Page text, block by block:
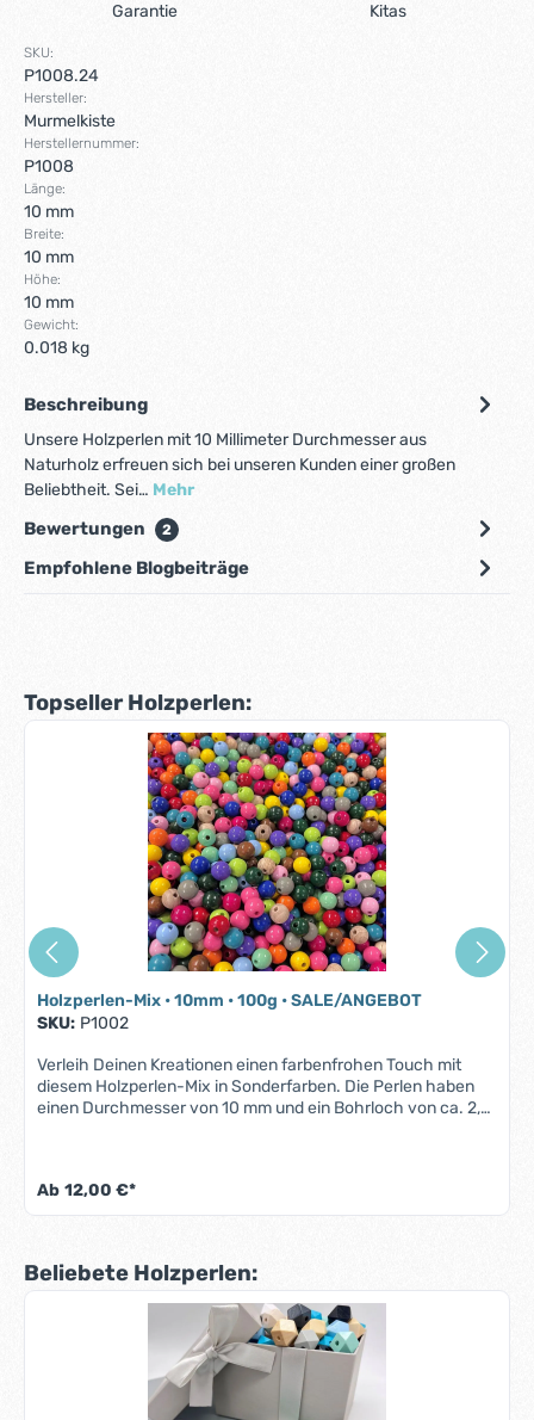
Garantie
Kitas
SKU:
P1008.24
Hersteller:
Murmelkiste
Herstellernummer:
P1008
Länge:
10 mm
Breite:
10 mm
Höhe:
10 mm
Gewicht:
0.018 kg
Beschreibung
Unsere Holzperlen mit 10 Millimeter Durchmesser aus
Naturholz erfreuen sich bei unseren Kunden einer großen
Beliebtheit. Sei… Mehr
Bewertungen 2
Empfohlene Blogbeiträge
Produktgalerie überspringen
Topseller Holzperlen:
Holzperlen-Mix • 10mm • 100g • SALE/ANGEBOT
SKU: P1002
Verleih Deinen Kreationen einen farbenfrohen Touch mit
diesem Holzperlen-Mix in Sonderfarben. Die Perlen haben
einen Durchmesser von 10 mm und ein Bohrloch von ca. 2,5
Farben unseres normalen Sortiments ab, was diesen Mix zu
einem einzigartigen und günstigen Angebot macht. Mit 100 g
Projekte verwenden kannst. Ob Du Ketten, Armbänder oder
Anhänger herstellen möchtest, dieser Holzperlen-Mix bietet
Dir viele Gestaltungsmöglichkeiten. Bestelle jetzt und
profitiere von unserem schnellen Versand und unserem
freundlichen Kundenservice.
Ab 12,00 €*
Produktgalerie überspringen
Beliebete Holzperlen: